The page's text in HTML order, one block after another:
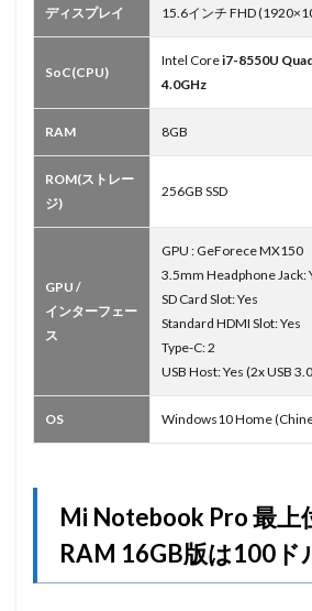
ディスプレイ 15.6インチ FHD
SoC(CPU)
Intel Corei7-8550U
4.0GHz
RAM 8GB
ROM(ストレー
ジ)
256GB SSD
GPU /
インターフェー
ス
GPU : GeForece MX150
3.5mm Headphone Jack:
SD Card Slot: Yes
Standard HDMI Slot: Yes
Type-C: 2
USB Host: Yes (2x USB
OS Windows10 Home
Mi Notebook Pro 最上
RAM 16GB版は100ド